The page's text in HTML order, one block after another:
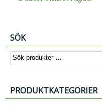
SÖK
PRODUKTKATEGORIER